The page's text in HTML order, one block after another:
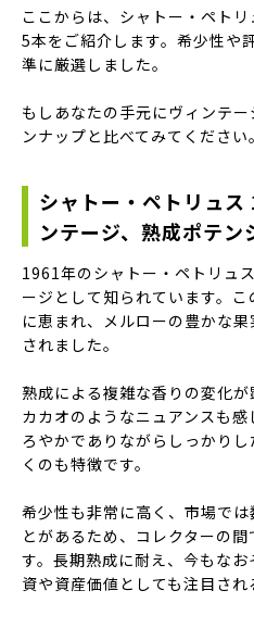
ここからは、シャトー・ペト
5本をご紹介します。希少性や
準に厳選しました。
もしあなたの手元にヴィンテ
ンナップと比べてみてください。
シャトー・ペトリュ
ンテージ、熟成ポテン
1961年のシャトー・ペトリュ
ージとして知られています。
に恵まれ、メルローの豊かな
されました。
熟成による複雑な香りの変化が
カカオのようなニュアンスも
ろやかでありながらしっかり
くのも特徴です。
希少性も非常に高く、市場で
とがあるため、コレクターの
す。長期熟成に耐え、今もな
資や資産価値としても注目され